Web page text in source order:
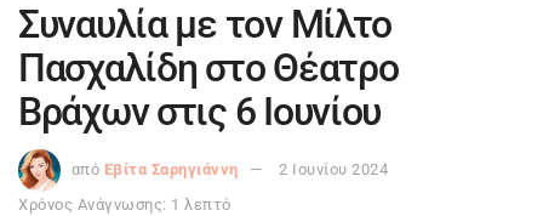
Συναυλία με τον Μίλτο
Πασχαλίδη στο Θέατρο
Βράχων στις 6 Ιουνίου
από Εβίτα Σαρηγιάννη
2 Ιουνίου 2024
Χρόνος Ανάγνωσης: 1 λεπτό